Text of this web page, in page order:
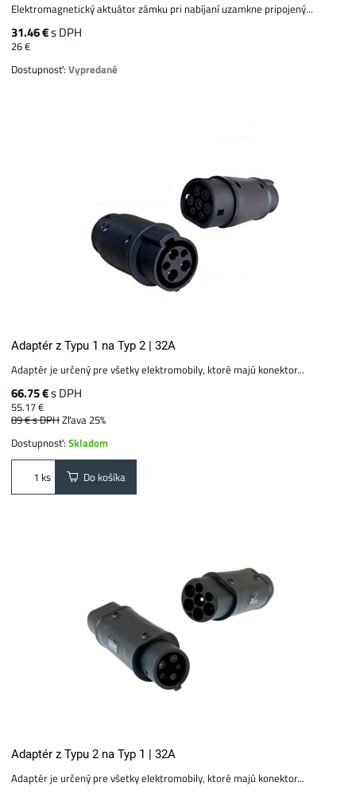
Elektromagnetický aktuátor zámku pri nabíjaní uzamkne pripojený...
31.46 €s DPH
26 €
Dostupnosť:Vypredané
Adaptér z Typu 1 na Typ 2 | 32A
Adaptér je určený pre všetky elektromobily, ktoré majú konektor...
66.75 €s DPH
55.17 €
89 €s DPHZľava 25%
Dostupnosť:Skladom
ks Do košíka
Adaptér z Typu 2 na Typ 1 | 32A
Adaptér je určený pre všetky elektromobily, ktoré majú konektor...